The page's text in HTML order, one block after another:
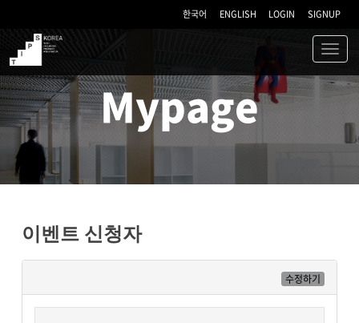
한국어 ENGLISH LOGIN SIGNUP
TIPS
Mypage
이벤트 신청자
수정하기